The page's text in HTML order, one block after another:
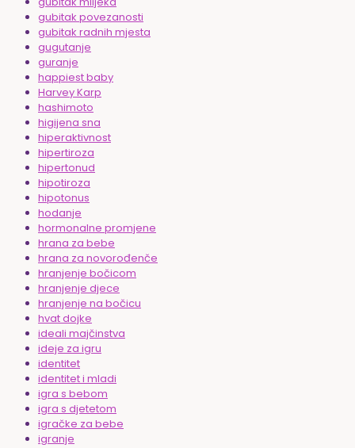
gubitak povezanosti
gubitak radnih mjesta
gugutanje
guranje
happiest baby
Harvey Karp
hashimoto
higijena sna
hiperaktivnost
hipertiroza
hipertonud
hipotiroza
hipotonus
hodanje
hormonalne promjene
hrana za bebe
hrana za novorođenče
hranjenje bočicom
hranjenje djece
hranjenje na bočicu
hvat dojke
ideali majčinstva
ideje za igru
identitet
identitet i mladi
igra s bebom
igra s djetetom
igračke za bebe
igranje